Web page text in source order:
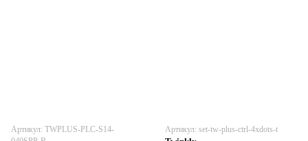
Артикул: TWPLUS-PLC-S14-
Артикул: set-tw-plus-ctrl-4xdots-t